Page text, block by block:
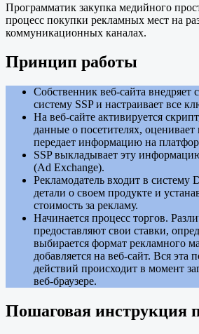
Программатик закупка медийного
процесс покупки рекламных мест на
коммуникационных каналах.
Принцип работы
Собственник веб-сайта внедряет
систему SSP и настраивает все
На веб-сайте активируется
данные о посетителях, оценивает
передает информацию на
SSP выкладывает эту
(Ad Exchange).
Рекламодатель входит в систему
детали о своем продукте и
стоимость за рекламу.
Начинается процесс торгов.
предоставляют свои ставки,
выбирается формат рекламного
добавляется на веб-сайт. Вся эта
действий происходит в момент
веб-браузере.
Пошаговая инструкция